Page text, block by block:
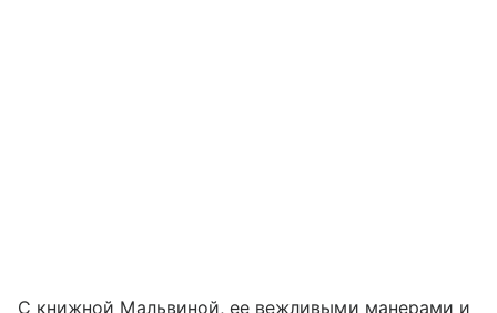
С книжной Мальвиной, ее вежливыми манерами и